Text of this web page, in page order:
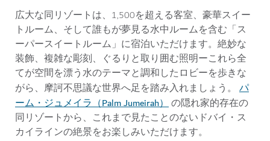
広大な同リゾートは、1,500を超える客室、豪華スイー
トルーム、そして誰もが夢見る水中ルームを含む「ス
ーパースイートルーム」に宿泊いただけます。絶妙な
装飾、複雑な彫刻、ぐるりと取り囲む照明ーこれら全
てが空間を漂う水のテーマと調和したロビーを歩きな
がら、摩訶不思議な世界へ足を踏み入れましょう。 パ
ーム・ジュメイラ（Palm Jumeirah）の隠れ家的存在の
同リゾートから、これまで見たことのないドバイ・ス
カイラインの絶景をお楽しみいただけます。